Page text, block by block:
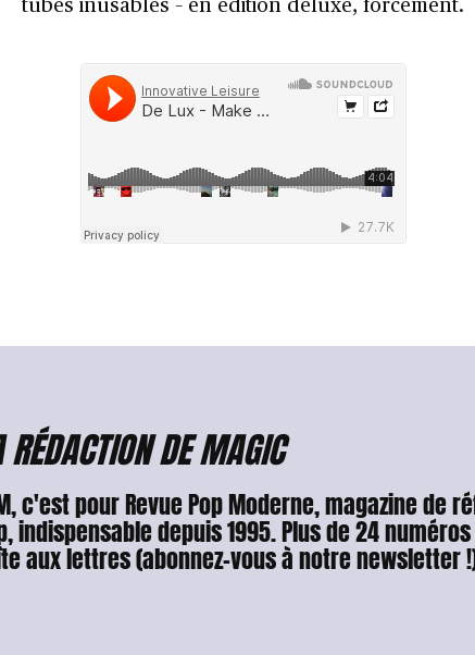
tubes inusables – en édition deluxe, forcément.
DE MAGIC
c'est pour Revue Pop Moderne, magazine de
indispensable depuis 1995. Plus de 24
aux lettres (abonnez-vous à notre newsletter